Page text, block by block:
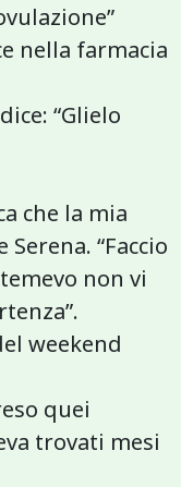
nella farmacia
“Glielo
che la mia
“Faccio
non vi
weekend
quei
trovati mesi